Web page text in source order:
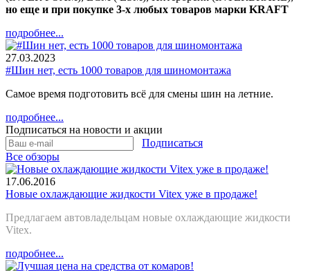
но еще и при покупке 3-х любых товаров марки KRAFT
подробнее...
27.03.2023
#Шин нет, есть 1000 товаров для шиномонтажа
Самое время подготовить всё для смены шин на летние.
подробнее...
Подписаться на новости и акции
Подписаться
Все обзоры
17.06.2016
Новые охлаждающие жидкости Vitex уже в продаже!
Предлагаем автовладельцам новые охлаждающие жидкости
Vitex.
подробнее...